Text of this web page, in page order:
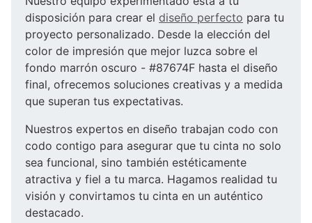
disposición para crear el diseño perfecto para tu
proyecto personalizado. Desde la elección del
color de impresión que mejor luzca sobre el
fondo marrón oscuro - #87674F hasta el diseño
final, ofrecemos soluciones creativas y a medida
que superan tus expectativas.
Nuestros expertos en diseño trabajan codo con
codo contigo para asegurar que tu cinta no solo
sea funcional, sino también estéticamente
atractiva y fiel a tu marca. Hagamos realidad tu
visión y convirtamos tu cinta en un auténtico
destacado.